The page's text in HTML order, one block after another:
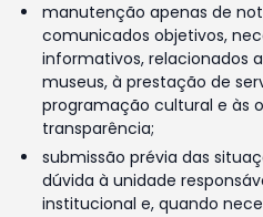
manutenção apenas de
comunicados objetivos,
informativos, relacionados
museus, à prestação de
programação cultural e às
transparência;
submissão prévia das
dúvida à unidade
institucional e, quando